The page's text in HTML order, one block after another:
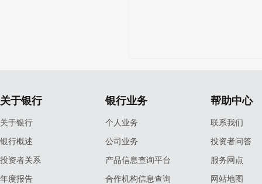
关于银行
关于银行
银行概述
投资者关系
年度报告
银行业务
个人业务
公司业务
产品信息查询平台
合作机构信息查询
帮助中心
联系我们
投资者问答
服务网点
网站地图